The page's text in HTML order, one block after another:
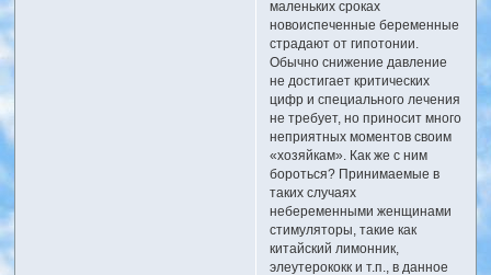
маленьких сроках
новоиспеченные беременные
страдают от гипотонии.
Обычно снижение давление
не достигает критических
цифр и специального лечения
не требует, но приносит много
неприятных моментов своим
«хозяйкам». Как же с ним
бороться? Принимаемые в
таких случаях
небеременными женщинами
стимуляторы, такие как
китайский лимонник,
элеутерококк и т.п., в данное